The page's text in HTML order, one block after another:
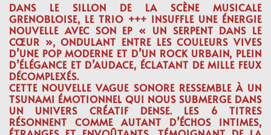
DANS LE SILLON DE LA SCÈNE MUSICALE
GRENOBLOISE, LE TRIO +++ INSUFFLE UNE ÉNERGIE
NOUVELLE AVEC SON EP « UN SERPENT DANS LE
CŒUR », ONDULANT ENTRE LES COULEURS VIVES
D’UNE POP MODERNE ET D’UN ROCK URBAIN, PLEIN
D’ÉLÉGANCE ET D’AUDACE, ÉCLATANT DE MILLE FEUX
DÉCOMPLEXÉS.
CETTE NOUVELLE VAGUE SONORE RESSEMBLE À UN
TSUNAMI ÉMOTIONNEL QUI NOUS SUBMERGE DANS
UN UNIVERS CRÉATIF DENSE. LES 6 TITRES
RÉSONNENT COMME AUTANT D’ÉCHOS INTIMES,